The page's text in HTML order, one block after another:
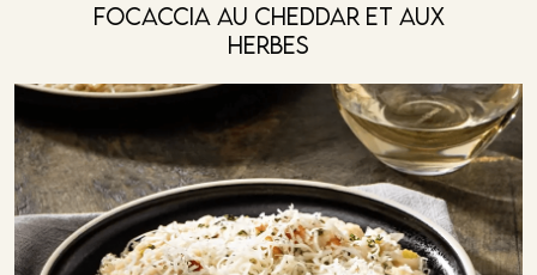
Focaccia Au Cheddar Et Aux
Herbes